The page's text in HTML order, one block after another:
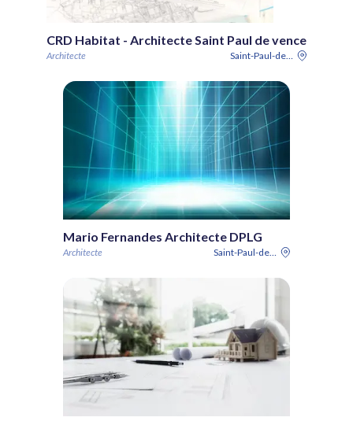
CRD Habitat - Architecte Saint Paul de vence
Architecte Saint-Paul-de-Vence
Mario Fernandes Architecte DPLG
Architecte Saint-Paul-de-Vence